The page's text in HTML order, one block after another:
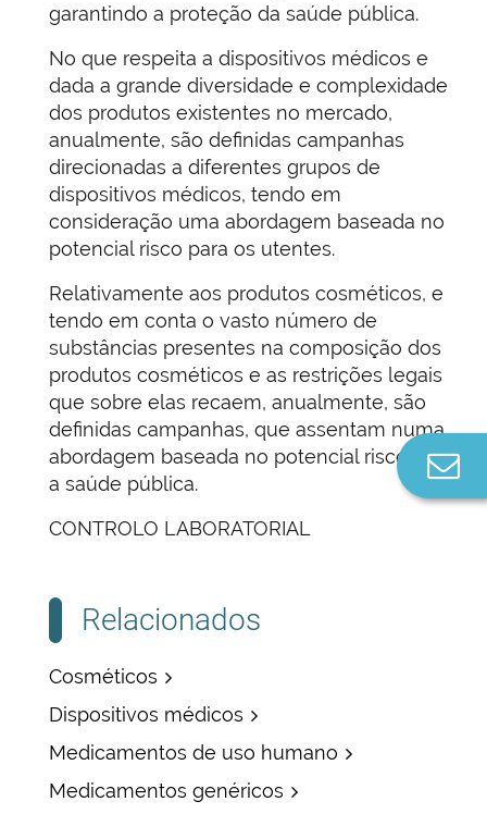
garantindo a proteção da saúde pública.
No que respeita a dispositivos médicos e
dada a grande diversidade e complexidade
dos produtos existentes no mercado,
anualmente, são definidas campanhas
direcionadas a diferentes grupos de
dispositivos médicos, tendo em
consideração uma abordagem baseada no
potencial risco para os utentes.
Relativamente aos produtos cosméticos, e
tendo em conta o vasto número de
substâncias presentes na composição dos
produtos cosméticos e as restrições legais
que sobre elas recaem, anualmente, são
definidas campanhas, que assentam numa
abordagem baseada no potencial risco para
a saúde pública.
CONTROLO LABORATORIAL
Relacionados
Cosméticos
Dispositivos médicos
Medicamentos de uso humano
Medicamentos genéricos